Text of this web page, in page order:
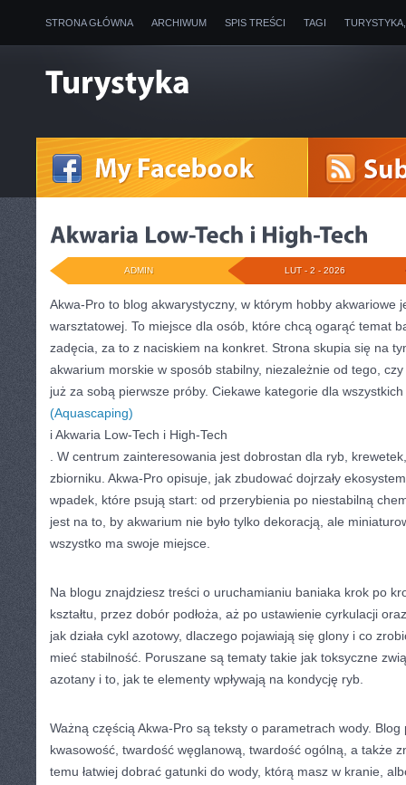
STRONA GŁÓWNA ARCHIWUM SPIS TREŚCI TAGI
LUT - 2 - 2026
ADMIN
Akwa-Pro to blog akwarystyczny, w którym hobby akwariowe
warsztatowej. To miejsce dla osób, które chcą ogarąć temat
zadęcia, za to z naciskiem na konkret. Strona skupia się na
akwarium morskie w sposób stabilny, niezależnie od tego,
już za sobą pierwsze próby. Ciekawe kategorie dla
(Aquascaping)
i Akwaria Low-Tech i High-Tech
. W centrum zainteresowania jest dobrostan dla ryb,
zbiorniku. Akwa-Pro opisuje, jak zbudować dojrzały
wpadek, które psują start: od przerybienia po niestabilną
jest na to, by akwarium nie było tylko dekoracją, ale
wszystko ma swoje miejsce.
Na blogu znajdziesz treści o uruchamianiu baniaka krok po
kształtu, przez dobór podłoża, aż po ustawienie cyrkulacji
jak działa cykl azotowy, dlaczego pojawiają się glony i co
mieć stabilność. Poruszane są tematy takie jak toksyczne
azotany i to, jak te elementy wpływają na kondycję ryb.
Ważną częścią Akwa-Pro są teksty o parametrach wody.
kwasowość, twardość węglanową, twardość ogólną, a także
temu łatwiej dobrać gatunki do wody, którą masz w kranie,